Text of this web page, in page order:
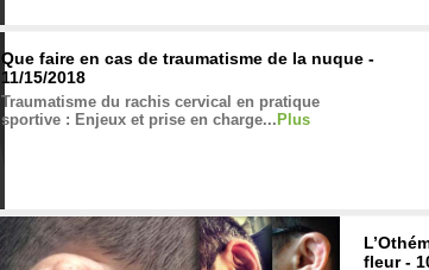
Que faire en cas de traumatisme de la nuque -
11/15/2018
Traumatisme du rachis cervical en pratique
sportive : Enjeux et prise en charge... Plus
fleur -